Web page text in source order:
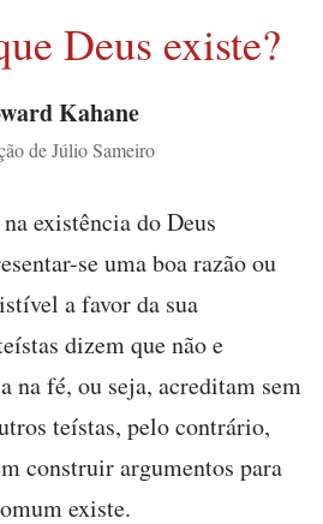
Deus existe?
Kahane
de Júlio Sameiro
existência do Deus
se uma boa razão ou
a favor da sua
dizem que não e
na fé, ou seja, acreditam sem
teístas, pelo contrário,
construir argumentos para
existe.